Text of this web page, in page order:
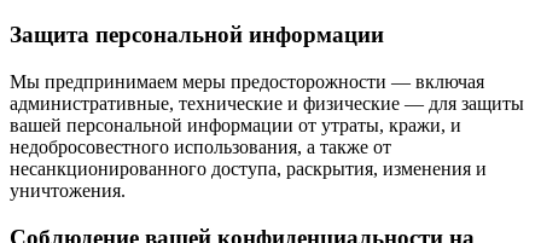
Защита персональной информации
Мы предпринимаем меры предосторожности — включая
административные, технические и физические — для защиты
вашей персональной информации от утраты, кражи, и
недобросовестного использования, а также от
несанкционированного доступа, раскрытия, изменения и
уничтожения.
Соблюдение вашей конфиденциальности на